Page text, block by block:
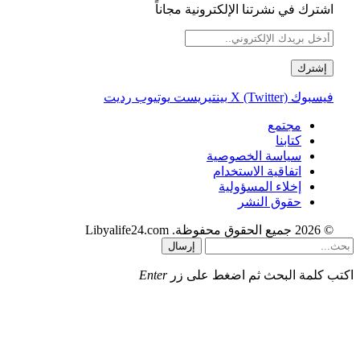
اشترك في نشرتنا الإلكترونية مجاناً
فيسبوك X (Twitter) بينتيريست يوتيوب رديت
مجتمع
كتابنا
سياسة الخصوصية
اتفاقية الاستخدام
إخلاء المسؤولية
حقوق النشر
© 2026 جميع الحقوق محفوظة. Libyalife24.com
إرسال
اكتب كلمة البحث ثم اضغط على زر Enter